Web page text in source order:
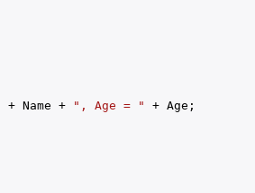
+ Name + ", Age = " + Age;